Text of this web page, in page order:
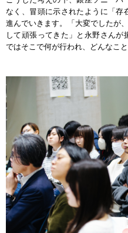
なく、冒頭に示されたように「存
進んでいきます。「大変でしたが
して頑張ってきた」と永野さん
ではそこで何が行われ、どんなこ